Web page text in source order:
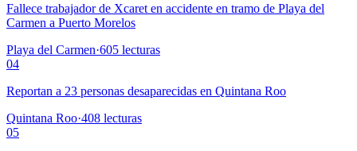
Fallece trabajador de Xcaret en accidente en tramo de Playa del
Carmen a Puerto Morelos
Playa del Carmen·605 lecturas
04
Reportan a 23 personas desaparecidas en Quintana Roo
Quintana Roo·408 lecturas
05